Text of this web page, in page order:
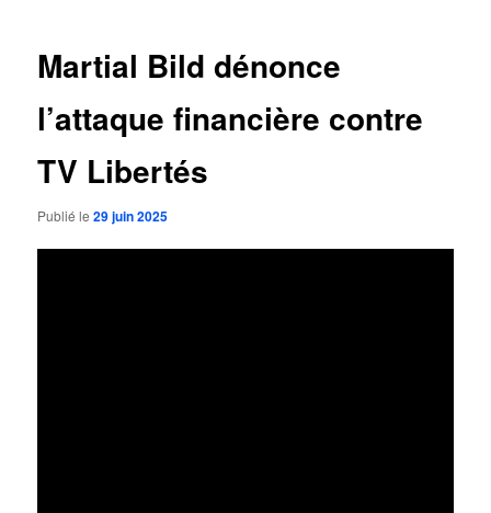
Martial Bild dénonce
l’attaque financière contre
TV Libertés
Publié le29 juin 2025